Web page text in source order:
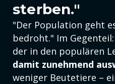
sterben."
"Der Population geht
bedroht." Im
der in den populären
damit zunehmend
weniger Beutetiere –